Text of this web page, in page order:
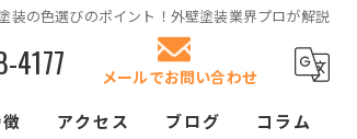
装の色選びのポイント！外壁塗装業界プロが解説
4177 メールでお問い合わせ
アクセス ブログ コラム